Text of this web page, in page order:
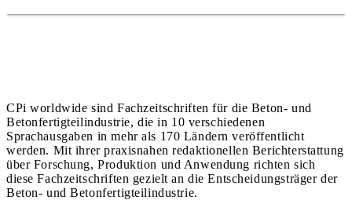
CPi worldwide sind Fachzeitschriften für die Beton- und
Betonfertigteilindustrie, die in 10 verschiedenen
Sprachausgaben in mehr als 170 Ländern veröffentlicht
werden. Mit ihrer praxisnahen redaktionellen Berichterstattung
über Forschung, Produktion und Anwendung richten sich
diese Fachzeitschriften gezielt an die Entscheidungsträger der
Beton- und Betonfertigteilindustrie.